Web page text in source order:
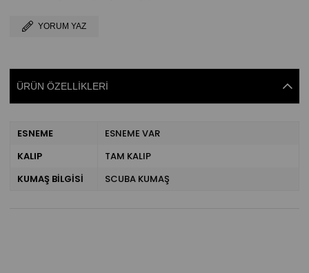
YORUM YAZ
ÜRÜN ÖZELLIKLERI
ESNEME
ESNEME VAR
KALIP
TAM KALIP
KUMAŞ BİLGİSİ
SCUBA KUMAŞ